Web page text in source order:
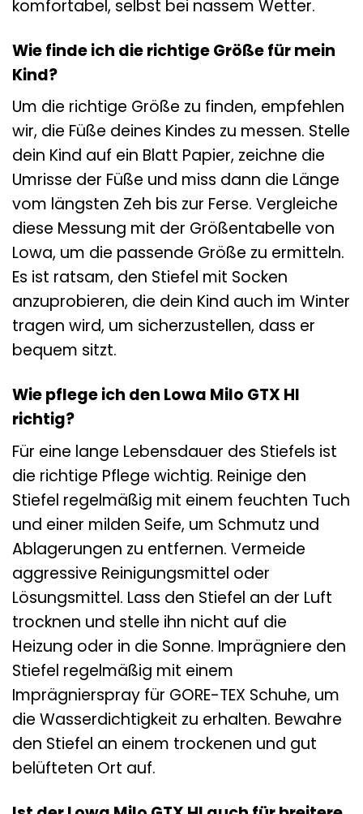
komfortabel, selbst bei nassem Wetter.
Wie finde ich die richtige Größe für mein
Kind?
Um die richtige Größe zu finden, empfehlen
wir, die Füße deines Kindes zu messen. Stelle
dein Kind auf ein Blatt Papier, zeichne die
Umrisse der Füße und miss dann die Länge
vom längsten Zeh bis zur Ferse. Vergleiche
diese Messung mit der Größentabelle von
Lowa, um die passende Größe zu ermitteln.
Es ist ratsam, den Stiefel mit Socken
anzuprobieren, die dein Kind auch im Winter
tragen wird, um sicherzustellen, dass er
bequem sitzt.
Wie pflege ich den Lowa Milo GTX HI
richtig?
Für eine lange Lebensdauer des Stiefels ist
die richtige Pflege wichtig. Reinige den
Stiefel regelmäßig mit einem feuchten Tuch
und einer milden Seife, um Schmutz und
Ablagerungen zu entfernen. Vermeide
aggressive Reinigungsmittel oder
Lösungsmittel. Lass den Stiefel an der Luft
trocknen und stelle ihn nicht auf die
Heizung oder in die Sonne. Imprägniere den
Stiefel regelmäßig mit einem
Imprägnierspray für GORE-TEX Schuhe, um
die Wasserdichtigkeit zu erhalten. Bewahre
den Stiefel an einem trockenen und gut
belüfteten Ort auf.